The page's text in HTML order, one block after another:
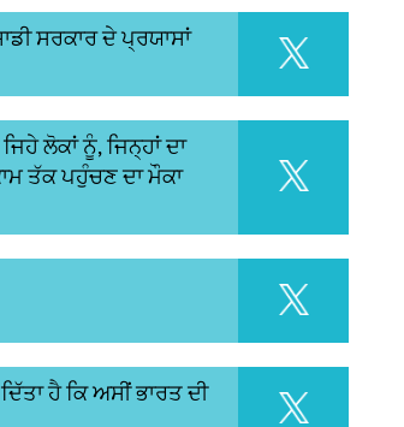
ਸਰਕਾਰ ਦੇ ਪ੍ਰਯਾਸਾਂ
ਲੋਕਾਂ ਨੂੰ, ਜਿਨ੍ਹਾਂ ਦਾ
ਤੱਕ ਪਹੁੰਚਣ ਦਾ ਮੌਕਾ
ਹੈ ਕਿ ਅਸੀਂ ਭਾਰਤ ਦੀ